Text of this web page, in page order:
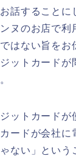
話することに
ヌのお店で利
はない旨をお
ットカードが
ットカードが
ードが会社に
ない」という